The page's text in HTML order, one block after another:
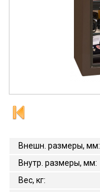
Внешн. размеры, мм:
Внутр. размеры, мм:
Вес, кг: